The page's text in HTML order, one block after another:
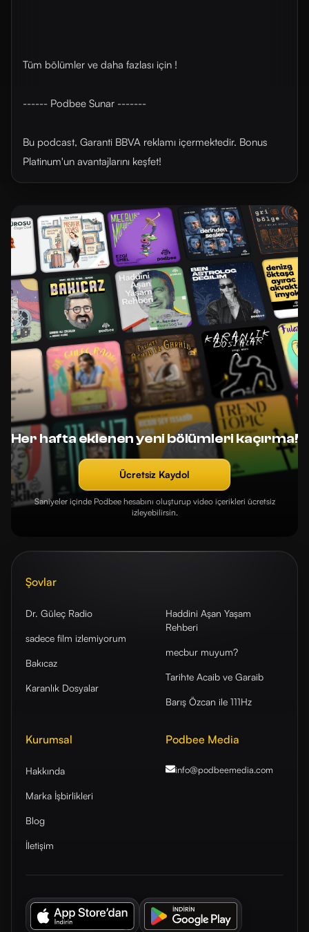
Tüm bölümler ve daha fazlası için !
------ Podbee Sunar -------
Bu podcast, Garanti BBVA reklamı içermektedir. Bonus
Platinum'un avantajlarını ⁠⁠keşfet⁠⁠!
Her hafta eklenen yeni bölümleri kaçırma!
Ücretsiz Kaydol
Saniyeler içinde Podbee hesabını oluşturup video içerikleri ücretsiz
izleyebilirsin.
Şovlar
Dr. Güleç Radio
sadece film izlemiyorum
Bakıcaz
Karanlık Dosyalar
Haddini Aşan Yaşam
Rehberi
mecbur muyum?
Tarihte Acaib ve Garaib
Barış Özcan ile 111Hz
Kurumsal
Hakkında
Marka İşbirlikleri
Blog
İletişim
Podbee Media
info@podbeemedia.com